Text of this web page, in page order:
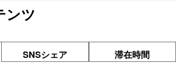
ンツ
SNSシェア 滞在時間